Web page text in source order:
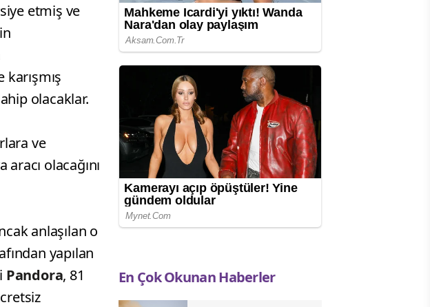
etmiş ve
olacaklar.
ve
olacağını
anlaşılan o
yapılan
Pandora, 81
En Çok Okunan Haberler